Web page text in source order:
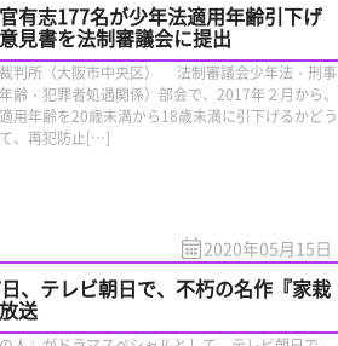
有志177名が少年法適用年齢引下げ
見書を法制審議会に提出
判所（大阪市中央区） 法制審議会少年法・刑事
齢・犯罪者処遇関係）部会で、2017年２月から、
用年齢を20歳未満から18歳未満に引下げるかどう
、再犯防止[…]
2020年05月15日
、テレビ朝日で、不朽の名作『家栽
送